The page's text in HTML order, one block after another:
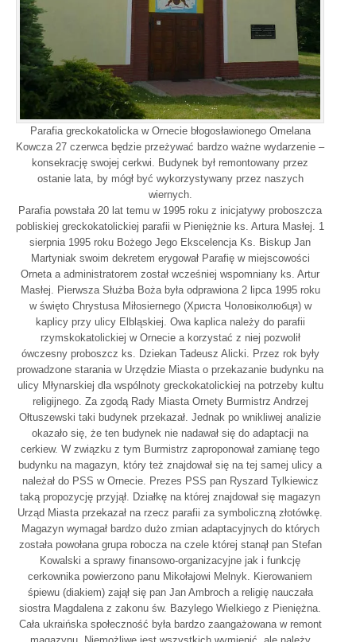
Parafia greckokatolicka w Ornecie błogosławionego Omelana
Kowcza 27 czerwca będzie przeżywać bardzo ważne wydarzenie –
konsekrację swojej cerkwi. Budynek był remontowany przez
ostanie lata, by mógł być wykorzystywany przez naszych
wiernych.
Parafia powstała 20 lat temu w 1995 roku z inicjatywy proboszcza
pobliskiej greckokatolickiej parafii w Pieniężnie ks. Artura Masłej. 1
sierpnia 1995 roku Bożego Jego Ekscelencja Ks. Biskup Jan
Martyniak swoim dekretem erygował Parafię w miejscowości
Orneta a administratorem został wcześniej wspomniany ks. Artur
Masłej. Pierwsza Służba Boża była odprawiona 2 lipca 1995 roku
w święto Chrystusa Miłosiernego (Христа Чоловіколюбця) w
kaplicy przy ulicy Elbląskiej. Owa kaplica należy do parafii
rzymskokatolickiej w Ornecie a korzystać z niej pozwolił
ówczesny proboszcz ks. Dziekan Tadeusz Alicki. Przez rok były
prowadzone starania w Urzędzie Miasta o przekazanie budynku na
ulicy Młynarskiej dla wspólnoty greckokatolickiej na potrzeby kultu
religijnego. Za zgodą Rady Miasta Ornety Burmistrz Andrzej
Ołtuszewski taki budynek przekazał. Jednak po wnikliwej analizie
okazało się, że ten budynek nie nadawał się do adaptacji na
cerkiew. W związku z tym Burmistrz zaproponował zamianę tego
budynku na magazyn, który też znajdował się na tej samej ulicy a
należał do PSS w Ornecie. Prezes PSS pan Ryszard Tylkiewicz
taką propozycję przyjął. Działkę na której znajdował się magazyn
Urząd Miasta przekazał na rzecz parafii za symboliczną złotówkę.
Magazyn wymagał bardzo dużo zmian adaptacyjnych do których
została powołana grupa robocza na czele której stanął pan Stefan
Kowalski a sprawy finansowo-organizacyjne jak i funkcję
cerkownika powierzono panu Mikołajowi Melnyk. Kierowaniem
śpiewu (diakiem) zajął się pan Jan Ambroch a religię nauczała
siostra Magdalena z zakonu św. Bazylego Wielkiego z Pieniężna.
Cała ukraińska społeczność była bardzo zaangażowana w remont